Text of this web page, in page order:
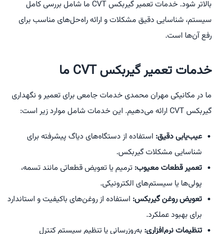
بالاتر شود. خدمات تعمیر گیربکس CVT ما شامل بررسی کامل
سیستم، شناسایی دقیق مشکلات و ارائه راه‌حل‌های مناسب برای
رفع آن‌ها است.
خدمات تعمیر گیربکس CVT ما
ما در مکانیکی مهران محمدی خدمات جامعی برای تعمیر و نگهداری
گیربکس CVT ارائه می‌دهیم. این خدمات شامل موارد زیر است:
عیب‌یابی دقیق: استفاده از دستگاه‌های دیاگ پیشرفته برای
شناسایی مشکلات گیربکس.
تعمیر قطعات معیوب: ترمیم یا تعویض قطعاتی مانند تسمه،
پولی‌ها یا سیستم‌های الکترونیکی.
تعویض روغن گیربکس: استفاده از روغن‌های باکیفیت و استاندارد
برای بهبود عملکرد.
تنظیمات نرم‌افزاری: به‌روزرسانی یا تنظیم سیستم کنترل